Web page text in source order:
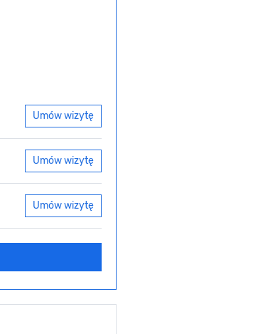
Umów wizytę
Umów wizytę
Umów wizytę